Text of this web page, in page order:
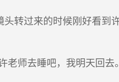
转过来的时候刚好看到
师去睡吧，我明天回去